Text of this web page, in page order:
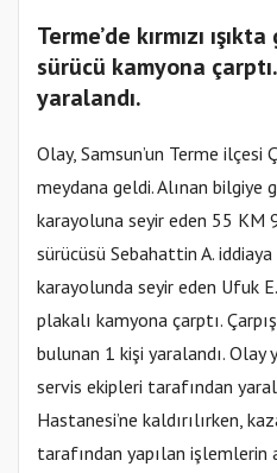
Terme’de kırmızı
sürücü kamyona
yaralandı.
Olay, Samsun’un Terme ilçesi
meydana geldi. Alınan bilgiye
karayoluna seyir eden 55
sürücüsü Sebahattin A. iddiaya
karayolunda seyir eden Ufuk
plakalı kamyona çarptı.
bulunan 1 kişi yaralandı.
servis ekipleri tarafından
Hastanesi’ne kaldırılırken,
tarafından yapılan işlemlerin